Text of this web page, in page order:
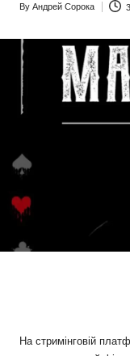
Posted
By Андрей Сорока
На стримінговій